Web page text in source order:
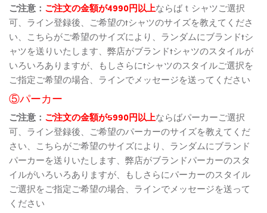
ご注意： ご注文の金額が4990円以上ならばｔシャツご選択
可、ライン登録後、ご希望のtシャツのサイズを教えてくださ
い、こちらがご希望のサイズにより、ランダムにブランドtシ
ャツを送りいたします、弊店がブランドtシャツのスタイルが
いろいろありますが、もしさらにtシャツのスタイルご選択を
ご指定ご希望の場合、ラインでメッセージを送ってください
⑤パーカー
ご注意： ご注文の金額が5990円以上ならばパーカーご選択
可、ライン登録後、ご希望のパーカーのサイズを教えてくだ
さい、こちらがご希望のサイズにより、ランダムにブランド
パーカーを送りいたします、弊店がブランドパーカーのスタ
イルがいろいろありますが、もしさらにパーカーのスタイル
ご選択をご指定ご希望の場合、ラインでメッセージを送って
ください